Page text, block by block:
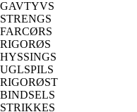
GAVTYVS
STRENGS
FARCØRS
RIGORØS
HYSSINGS
UGLSPILS
RIGORØST
BINDSELS
STRIKKES